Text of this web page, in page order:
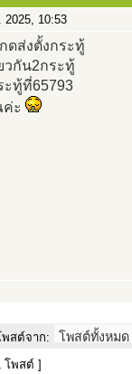
2025, 10:53
ดส่งตั้งกระทู้
วกัน2กระทู้
ทู้ที่65793
ะ
พสต์จาก:
โพสต์ ]